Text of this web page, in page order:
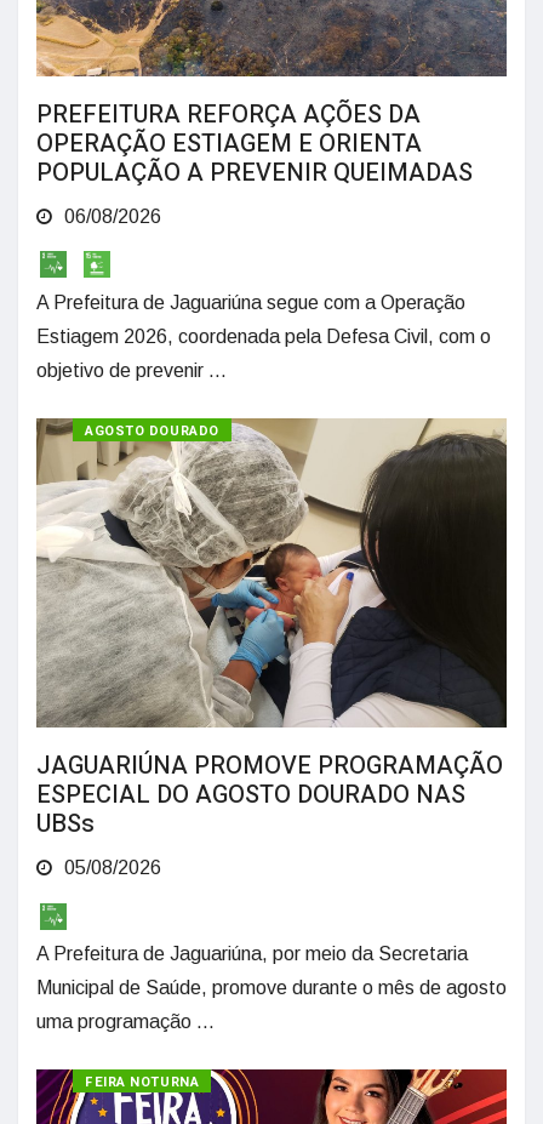
PREFEITURA REFORÇA AÇÕES DA
OPERAÇÃO ESTIAGEM E ORIENTA
POPULAÇÃO A PREVENIR QUEIMADAS
06/08/2026
A Prefeitura de Jaguariúna segue com a Operação
Estiagem 2026, coordenada pela Defesa Civil, com o
objetivo de prevenir ...
SAÚDE
AGOSTO DOURADO
JAGUARIÚNA PROMOVE PROGRAMAÇÃO
ESPECIAL DO AGOSTO DOURADO NAS
UBSs
05/08/2026
A Prefeitura de Jaguariúna, por meio da Secretaria
Municipal de Saúde, promove durante o mês de agosto
uma programação ...
CULTURA
FEIRA NOTURNA